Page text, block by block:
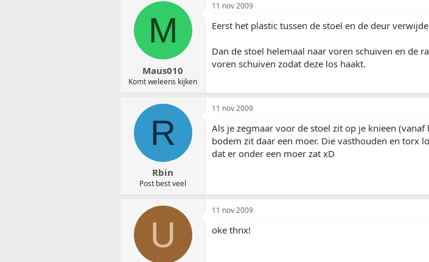
M
Maus010
Komt weleens kijken
11 nov 2009
Eerst het plastic tussen de stoel en de deur
Dan de stoel helemaal naar voren schuiven en de
voren schuiven zodat deze los haakt.
R
Rbin
Post best veel
11 nov 2009
Als je zegmaar voor de stoel zit op je knieen
bodem zit daar een moer. Die vasthouden en torx
dat er onder een moer zat xD
U
11 nov 2009
oke thnx!